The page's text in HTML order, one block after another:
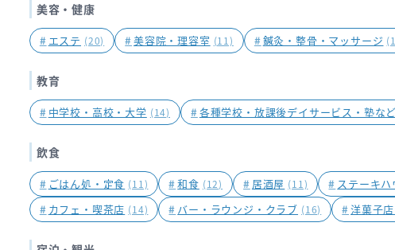
美容・健康
# エステ (20) #美容院・理容室 (11) #鍼灸・整骨・マッサージ
教育
# 中学校・高校・大学 (14) #各種学校・放課後デイサービス・塾など
飲食
# ごはん処・定食 (11) #和食 (12) # 居酒屋 (11) # ステーキハ
# カフェ・喫茶店 (14) # バー・ラウンジ・クラブ (16) #洋菓子